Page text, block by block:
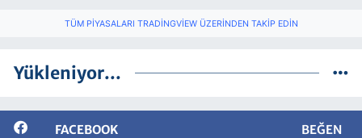
TÜM PIYASALARI TRADINGVIEW ÜZERINDEN TAKIP EDIN
Yükleniyor...
FACEBOOK BEĞEN